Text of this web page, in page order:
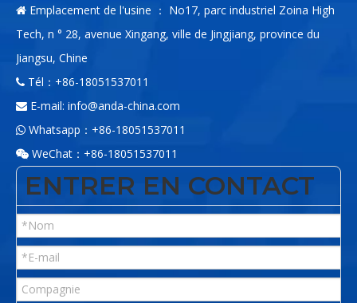
 Emplacement de l'usine ： No17, parc industriel Zoina High
Tech, n ° 28, avenue Xingang, ville de Jingjiang, province du
Jiangsu, Chine
 Tél：+86-18051537011
 E-mail: info@anda-china.com
 Whatsapp：+86-18051537011
 WeChat：+86-18051537011
ENTRER EN CONTACT